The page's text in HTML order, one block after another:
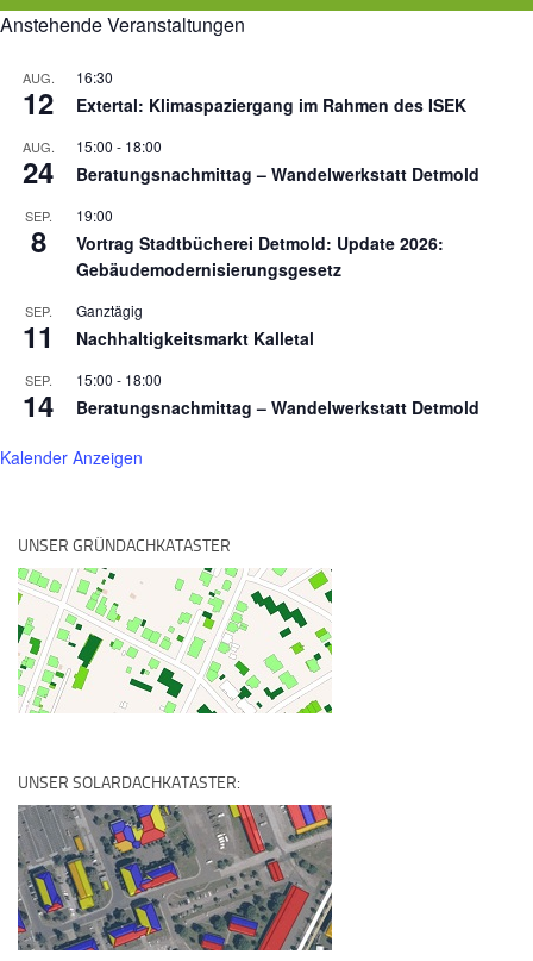
Anstehende Veranstaltungen
AUG.
12
16:30
Extertal: Klimaspaziergang im Rahmen des ISEK
AUG.
24
15:00 - 18:00
Beratungsnachmittag – Wandelwerkstatt Detmold
SEP.
8
19:00
Vortrag Stadtbücherei Detmold: Update 2026:
Gebäudemodernisierungsgesetz
SEP.
11
Ganztägig
Nachhaltigkeitsmarkt Kalletal
SEP.
14
15:00 - 18:00
Beratungsnachmittag – Wandelwerkstatt Detmold
Kalender Anzeigen
UNSER GRÜNDACHKATASTER
UNSER SOLARDACHKATASTER: